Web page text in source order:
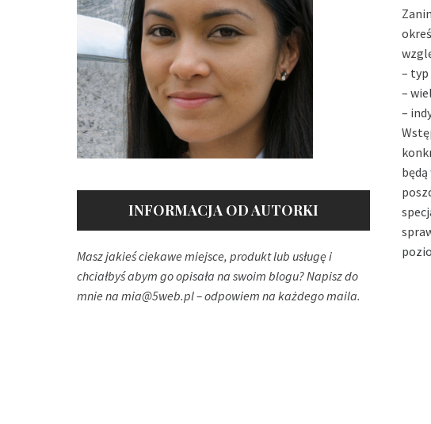
– typ
–
–
INFORMACJA OD AUTORKI
Masz jakieś ciekawe miejsce, produkt lub usługę i
chciałbyś abym go opisała na swoim blogu? Napisz do
mnie na mia@5web.pl– odpowiem na każdego maila.